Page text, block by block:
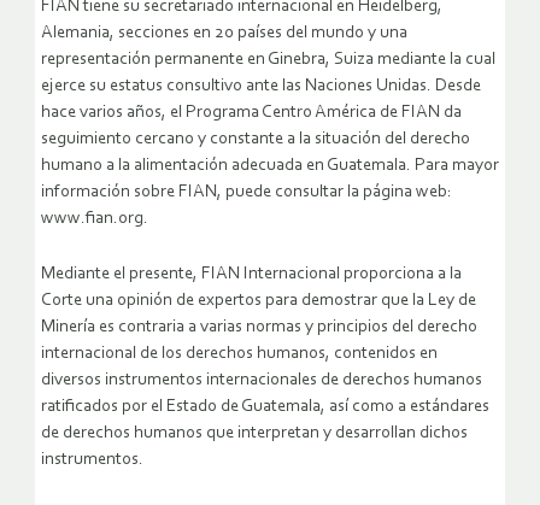
FIAN tiene su secretariado internacional en Heidelberg,
Alemania, secciones en 20 países del mundo y una
representación permanente en Ginebra, Suiza mediante la cual
ejerce su estatus consultivo ante las Naciones Unidas. Desde
hace varios años, el Programa Centro América de FIAN da
seguimiento cercano y constante a la situación del derecho
humano a la alimentación adecuada en Guatemala. Para mayor
información sobre FIAN, puede consultar la página web:
www.fian.org.
Mediante el presente, FIAN Internacional proporciona a la
Corte una opinión de expertos para demostrar que la Ley de
Minería es contraria a varias normas y principios del derecho
internacional de los derechos humanos, contenidos en
diversos instrumentos internacionales de derechos humanos
ratificados por el Estado de Guatemala, así como a estándares
de derechos humanos que interpretan y desarrollan dichos
instrumentos.